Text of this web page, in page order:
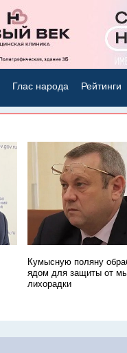
Глас народа Рейтинги
Кумысную поляну
ядом для защиты от
лихорадки